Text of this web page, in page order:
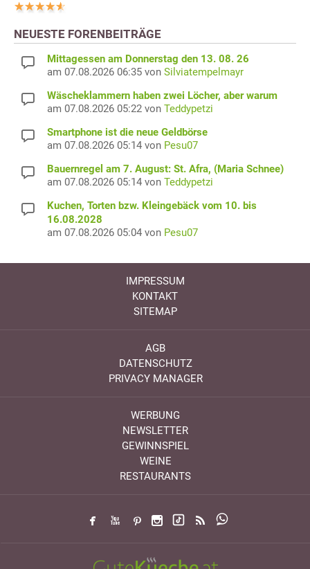
NEUESTE FORENBEITRÄGE
Mittagessen am Donnerstag den 13. 08. 26
am 07.08.2026 06:35 von Silviatempelmayr
Wäscheklammern haben zwei Löcher, aber warum
am 07.08.2026 05:22 von Teddypetzi
Smartphone ist die neue Geldbörse
am 07.08.2026 05:14 von Pesu07
Bauernregel am 7. August: St. Afra, (Maria Schnee)
am 07.08.2026 05:14 von Teddypetzi
Kuchen, Torten bzw. Kleingebäck vom 10. bis
16.08.2028
am 07.08.2026 05:04 von Pesu07
IMPRESSUM
KONTAKT
SITEMAP
AGB
DATENSCHUTZ
PRIVACY MANAGER
WERBUNG
NEWSLETTER
GEWINNSPIEL
WEINE
RESTAURANTS